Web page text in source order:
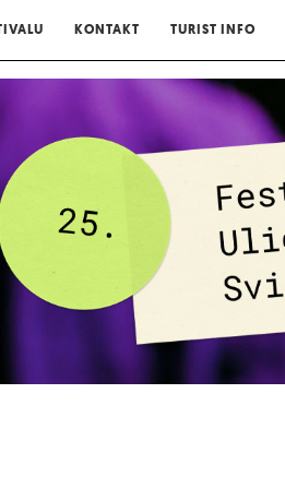
KONTAKT TURIST INFO